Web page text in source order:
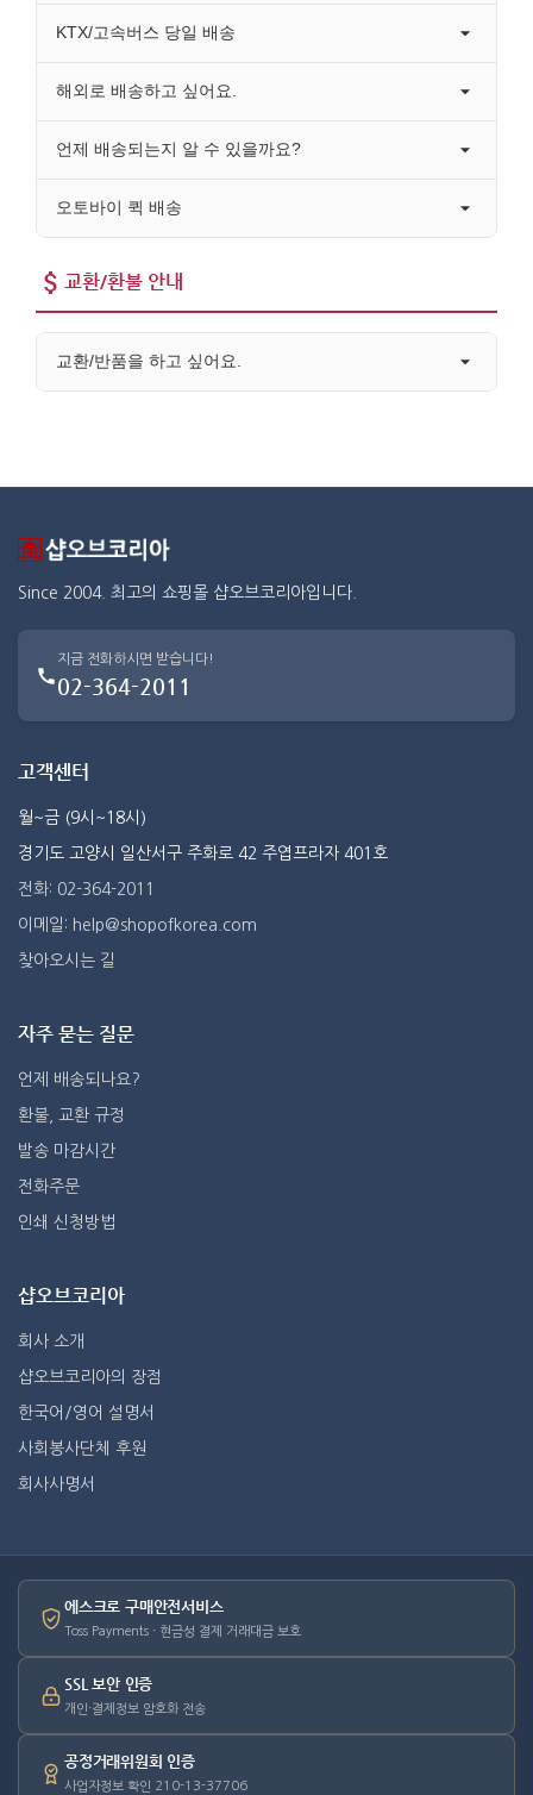
KTX/고속버스 당일 배송
해외로 배송하고 싶어요.
언제 배송되는지 알 수 있을까요?
오토바이 퀵 배송
교환/환불 안내
교환/반품을 하고 싶어요.
Since 2004. 최고의 쇼핑몰 샵오브코리아입니다.
지금 전화하시면 받습니다!
02-364-2011
고객센터
월~금 (9시~18시)
경기도 고양시 일산서구 주화로 42 주엽프라자 401호
전화: 02-364-2011
이메일: help@shopofkorea.com
찾아오시는 길
자주 묻는 질문
언제 배송되나요?
환불, 교환 규정
발송 마감시간
전화주문
인쇄 신청방법
샵오브코리아
회사 소개
샵오브코리아의 장점
한국어/영어 설명서
사회봉사단체 후원
회사사명서
에스크로 구매안전서비스
Toss Payments · 현금성 결제 거래대금 보호
SSL 보안 인증
개인·결제정보 암호화 전송
공정거래위원회 인증
사업자정보 확인 210-13-37706